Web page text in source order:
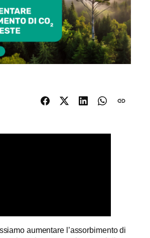
aumentare l’assorbimento di